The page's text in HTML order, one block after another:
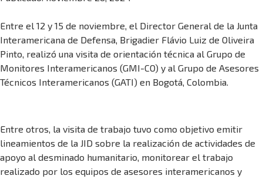
Entre el 12 y 15 de noviembre, el Director General de la Junta
Interamericana de Defensa, Brigadier Flávio Luiz de Oliveira
Pinto, realizó una visita de orientación técnica al Grupo de
Monitores Interamericanos (GMI-CO) y al Grupo de Asesores
Técnicos Interamericanos (GATI) en Bogotá, Colombia.
Entre otros, la visita de trabajo tuvo como objetivo emitir
lineamientos de la JID sobre la realización de actividades de
apoyo al desminado humanitario, monitorear el trabajo
realizado por los equipos de asesores interamericanos y